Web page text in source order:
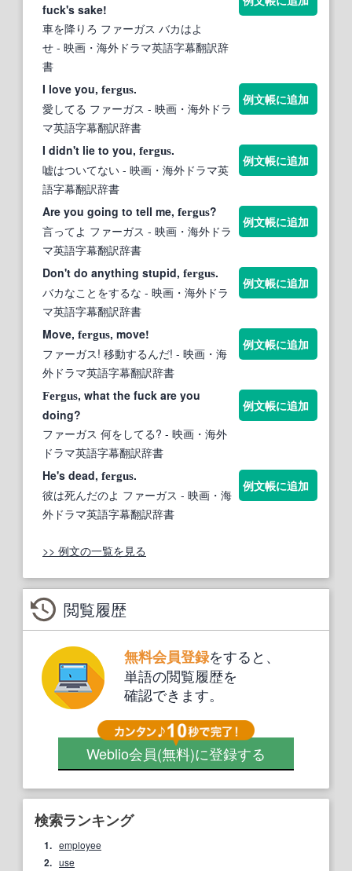
fuck's sake!
車を降りろ ファーガス バカはよ
せ - 映画・海外ドラマ英語字幕翻訳辞
書
I love you, fergus.
愛してる ファーガス - 映画・海外ドラ
マ英語字幕翻訳辞書
例文帳に追加
I didn't lie to you, fergus.
嘘はついてない - 映画・海外ドラマ英
語字幕翻訳辞書
例文帳に追加
Are you going to tell me, fergus?
言ってよ ファーガス - 映画・海外ドラ
マ英語字幕翻訳辞書
例文帳に追加
Don't do anything stupid, fergus.
バカなことをするな - 映画・海外ドラ
マ英語字幕翻訳辞書
例文帳に追加
Move, fergus, move!
ファーガス! 移動するんだ! - 映画・海
外ドラマ英語字幕翻訳辞書
例文帳に追加
Fergus, what the fuck are you
doing?
ファーガス 何をしてる? - 映画・海外
ドラマ英語字幕翻訳辞書
例文帳に追加
He's dead, fergus.
彼は死んだのよ ファーガス - 映画・海
外ドラマ英語字幕翻訳辞書
例文帳に追加
>> 例文の一覧を見る
閲覧履歴
無料会員登録をすると、
単語の閲覧履歴を
確認できます。
Weblio会員(無料)に登録する
検索ランキング
1. employee
2. use